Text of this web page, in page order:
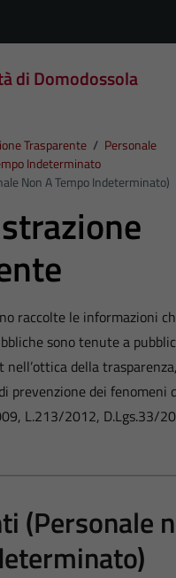
di Domodossola
Trasparente / Personale
Indeterminato
Non A Tempo Indeterminato)
raccolte le informazioni
sono tenute a
della
prevenzione dei fenomeni
L.213/2012, D.Lgs.33/
(Personale